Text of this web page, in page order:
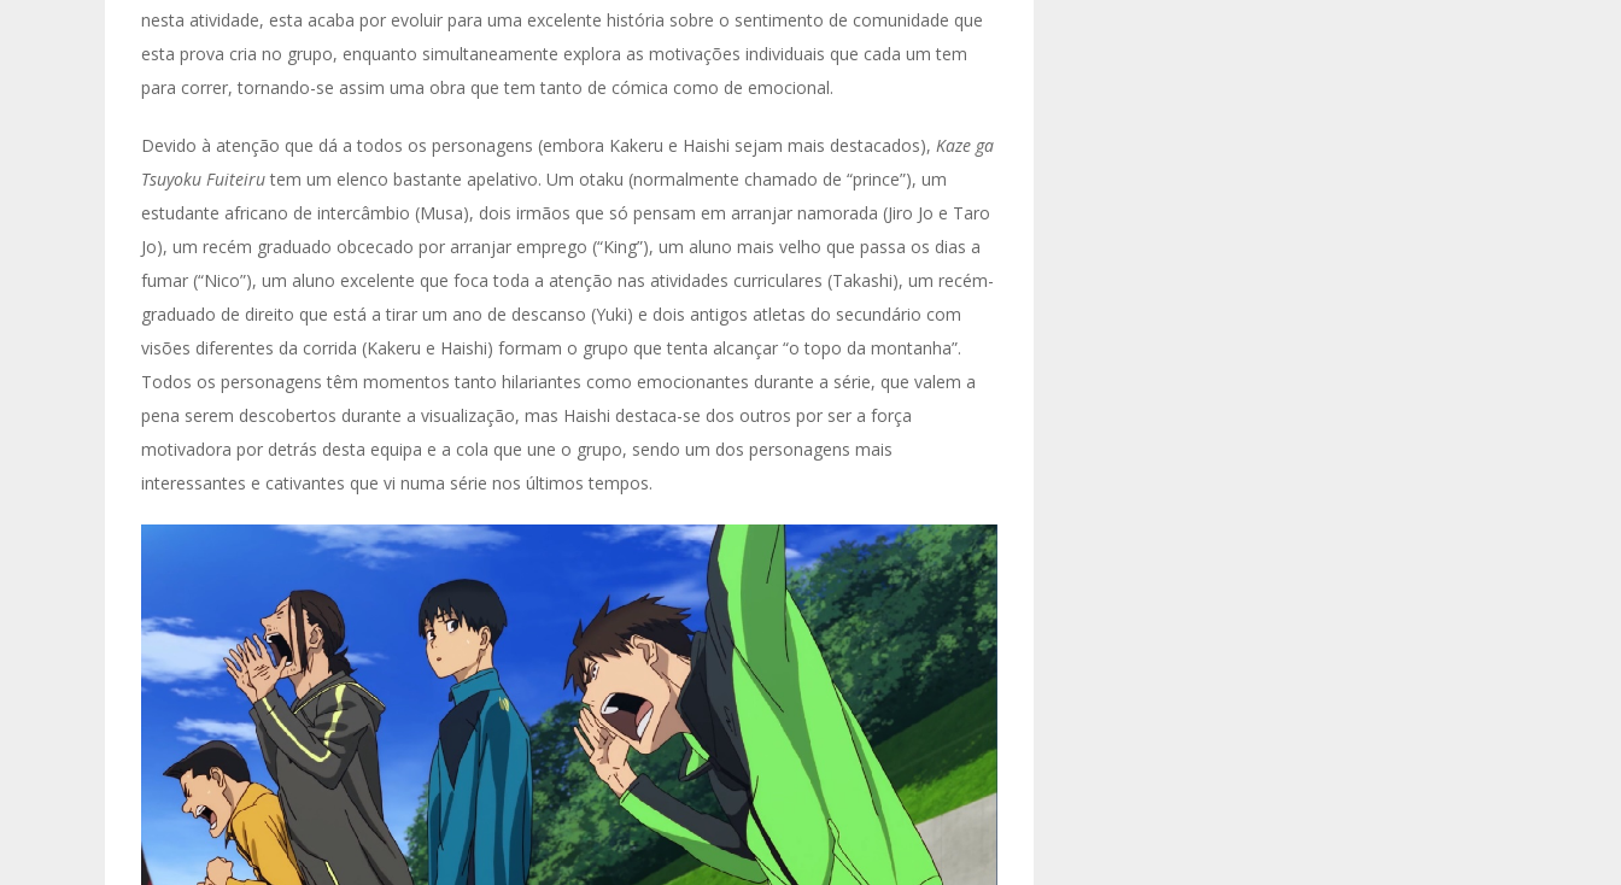
nesta atividade, esta acaba por evoluir para uma excelente história sobre o sentimento de comunidade que
esta prova cria no grupo, enquanto simultaneamente explora as motivações individuais que cada um tem
para correr, tornando-se assim uma obra que tem tanto de cómica como de emocional.
Devido à atenção que dá a todos os personagens (embora Kakeru e Haishi sejam mais destacados), Kaze ga
Tsuyoku Fuiteirutem um elenco bastante apelativo. Um otaku (normalmente chamado de “prince”), um
estudante africano de intercâmbio (Musa), dois irmãos que só pensam em arranjar namorada (Jiro Jo e Taro
Jo), um recém graduado obcecado por arranjar emprego (“King”), um aluno mais velho que passa os dias a
fumar (“Nico”), um aluno excelente que foca toda a atenção nas atividades curriculares (Takashi), um recém-
graduado de direito que está a tirar um ano de descanso (Yuki) e dois antigos atletas do secundário com
visões diferentes da corrida (Kakeru e Haishi) formam o grupo que tenta alcançar “o topo da montanha”.
Todos os personagens têm momentos tanto hilariantes como emocionantes durante a série, que valem a
pena serem descobertos durante a visualização, mas Haishi destaca-se dos outros por ser a força
motivadora por detrás desta equipa e a cola que une o grupo, sendo um dos personagens mais
interessantes e cativantes que vi numa série nos últimos tempos.